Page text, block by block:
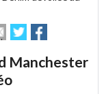
EnvoyerPartager
sur sur
Manchester